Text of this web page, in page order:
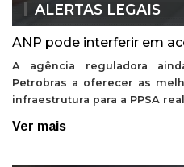
ALERTAS LEGAIS
ANP pode interferir em
A agência reguladora
Petrobras a oferecer as
infraestrutura para a PPSA
Ver mais